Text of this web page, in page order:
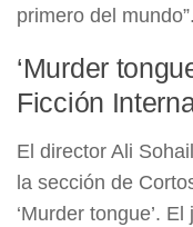
primero del mundo”.
‘Murder
Ficción
El director Ali
la sección de
‘Murder tongue’.